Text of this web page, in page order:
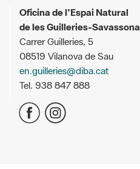
Oficina de l'Espai Natural
de les Guilleries-Savassona
Carrer Guilleries, 5
08519 Vilanova de Sau
en.guilleries@diba.cat
Tel. 938 847 888